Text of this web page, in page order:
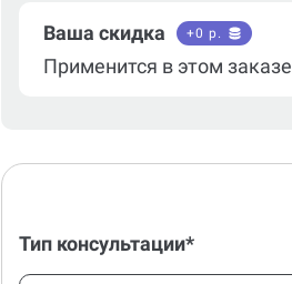
Ваша скидка + 0 р.
Применится в этом заказе
Тип консультации*